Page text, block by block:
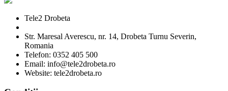
Tele2 Drobeta
Str. Maresal Averescu, nr. 14, Drobeta Turnu Severin,
Romania
Telefon: 0352 405 500
Email: info@tele2drobeta.ro
Website: tele2drobeta.ro